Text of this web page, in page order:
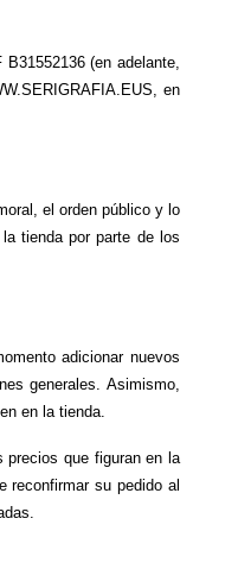
(en adelante,
en
el orden público y lo
tienda por parte de los
adicionar nuevos
generales. Asimismo,
en la tienda.
precios que figuran en la
reconfirmar su pedido al